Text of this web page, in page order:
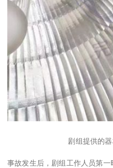
剧组提供的
事故发生后，剧组工作人员第